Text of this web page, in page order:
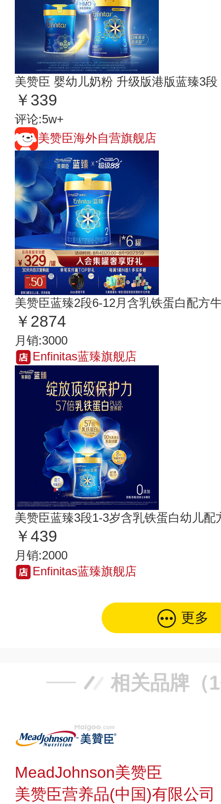
美赞臣 婴幼儿奶粉 升级版港版蓝臻3段
￥339
评论:5w+
美赞臣海外自营旗舰店
美赞臣蓝臻2段6-12月含乳铁蛋白配方
￥2874
月销:3000
Enfinitas蓝臻旗舰店
美赞臣蓝臻3段1-3岁含乳铁蛋白幼儿配
￥439
月销:2000
Enfinitas蓝臻旗舰店
更多
相关品牌（
MeadJohnson美赞臣
美赞臣营养品(中国)有限公司